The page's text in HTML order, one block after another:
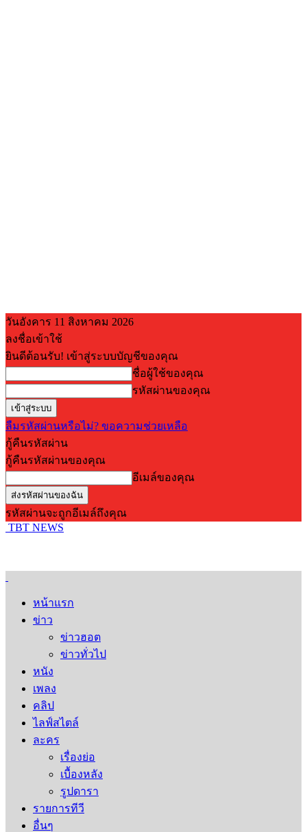
วันอังคาร 11 สิงหาคม 2026
ลงชื่อเข้าใช้
ยินดีต้อนรับ! เข้าสู่ระบบบัญชีของคุณ
ชื่อผู้ใช้ของคุณ
รหัสผ่านของคุณ
ลืมรหัสผ่านหรือไม่? ขอความช่วยเหลือ
กู้คืนรหัสผ่าน
กู้คืนรหัสผ่านของคุณ
อีเมล์ของคุณ
รหัสผ่านจะถูกอีเมล์ถึงคุณ
TBT NEWS
หน้าแรก
ข่าว
ข่าวฮอต
ข่าวทั่วไป
หนัง
เพลง
คลิป
ไลฟ์สไตล์
ละคร
เรื่องย่อ
เบื้องหลัง
รูปดารา
รายการทีวี
อื่นๆ